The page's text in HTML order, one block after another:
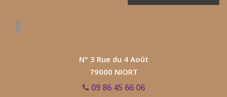
N° 3 Rue du 4 Août
79000 NIORT
09 86 45 66 06